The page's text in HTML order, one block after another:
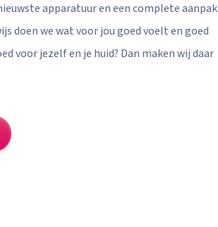
apparatuur en een complete aanpak
doen we wat voor jou goed voelt en goed
voor jezelf en je huid? Dan maken wij daar